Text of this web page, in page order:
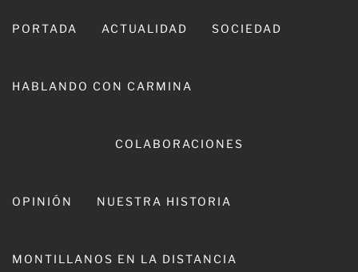
PORTADA ACTUALIDAD SOCIEDAD
HABLANDO CON CARMINA
COLABORACIONES
OPINIÓN NUESTRA HISTORIA
MONTILLANOS EN LA DISTANCIA